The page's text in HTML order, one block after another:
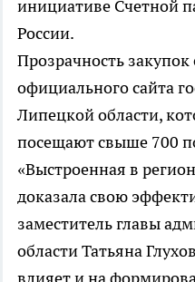
инициативе Счетной
России.
Прозрачность
официального сайта
Липецкой области,
посещают свыше 700
«Выстроенная в
доказала свою
заместитель главы
области Татьяна
влияет и на